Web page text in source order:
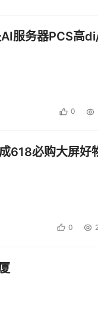
服务器PCS高
0
618必购大屏好
0